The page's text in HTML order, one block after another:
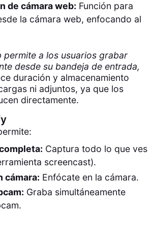
de cámara web: Función para
la cámara web, enfocando al
permite a los usuarios grabar
desde su bandeja de entrada,
duración y almacenamiento
ni adjuntos, ya que los
directamente.
Captura todo lo que ves
screencast).
cámara: Enfócate en la cámara.
Graba simultáneamente